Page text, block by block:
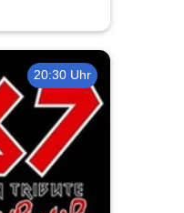
20:30 Uhr